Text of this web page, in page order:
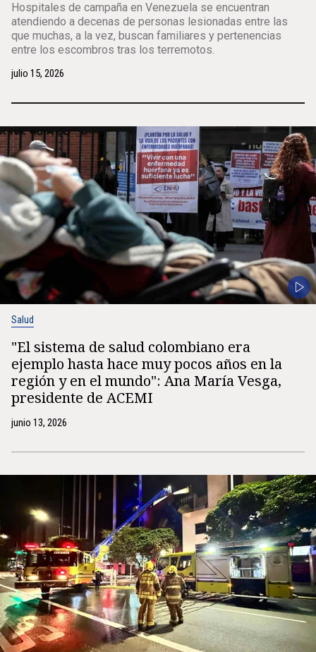
Hospitales de campaña en Venezuela se encuentran
atendiendo a decenas de personas lesionadas entre las
que muchas, a la vez, buscan familiares y pertenencias
entre los escombros tras los terremotos.
julio 15, 2026
Salud
"El sistema de salud colombiano era
ejemplo hasta hace muy pocos años en la
región y en el mundo": Ana María Vesga,
presidente de ACEMI
junio 13, 2026